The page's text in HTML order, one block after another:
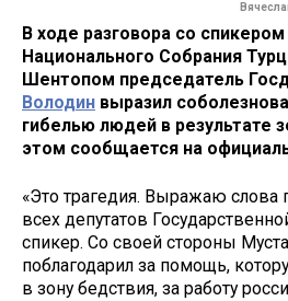
В ходе разговора со
Национального Собрания
Шентопом председатель
Володин выразил
гибелью людей в результате
этом сообщается на
«Это трагедия. Выражаю
всех депутатов
спикер. Со своей стороны
поблагодарил за помощь,
в зону бедствия, за работу